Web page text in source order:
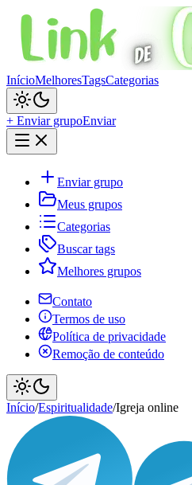
InícioMelhoresTagsCategorias
+ Enviar grupoEnviar
Enviar grupo
Meus grupos
Categorias
Buscar tags
Melhores grupos
Contato
Termos de uso
Política de privacidade
Remoção de conteúdo
Início/Espiritualidade/Igreja online